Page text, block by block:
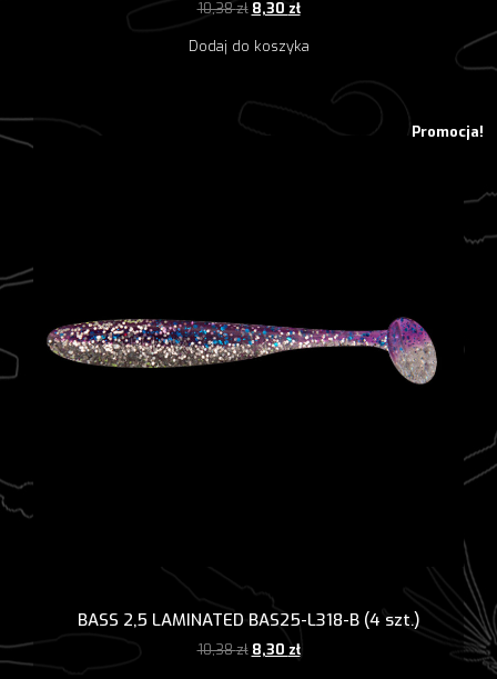
10,38zł Pierwotna
wynosiła:
8,30 złAktualna
wynosi:
Dodaj do koszyka
Promocja!
BASS 2,5 LAMINATED BAS25-L318-B (4 szt.)
10,38zł Pierwotna
8,30 złAktualna